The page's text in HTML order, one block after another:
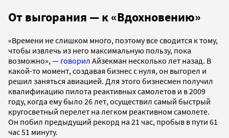
От выгорания — к «Вдохновению»
«Времени не слишком много, поэтому все сводится к тому,
чтобы извлечь из него максимальную пользу, пока
возможно», — говорил Айзекман несколько лет назад. В
какой-то момент, создавая бизнес с нуля, он выгорел и
решил заняться авиацией. Для этого бизнесмен получил
квалификацию пилота реактивных самолетов и в 2009
году, когда ему было 26 лет, осуществил самый быстрый
кругосветный перелет на легком реактивном самолете.
Он побил предыдущий рекорд на 21 час, пробыв в пути 61
час 51 минуту.